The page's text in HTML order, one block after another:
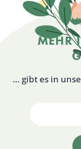
MEHR
… gibt es in